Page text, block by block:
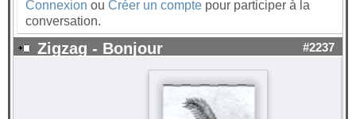
Connexion ou Créer un compte pour participer à la
conversation.
Zigzag - Bonjour #2237